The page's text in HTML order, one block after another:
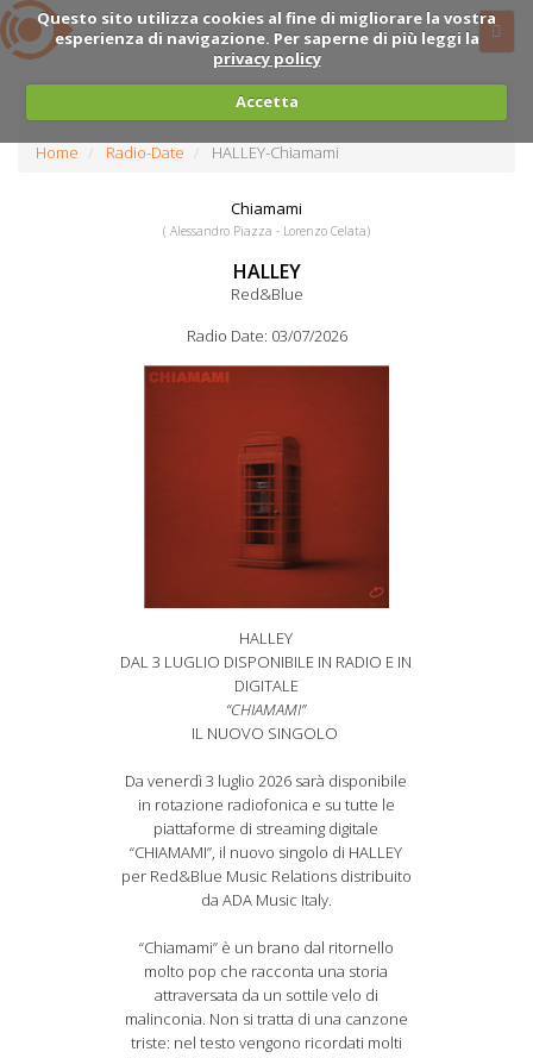
Questo sito utilizza cookies al fine di migliorare la vostra
esperienza di navigazione. Per saperne di più leggi la
privacy policy
Accetta
Home Radio-Date HALLEY-Chiamami
Chiamami
( Alessandro Piazza - Lorenzo Celata)
HALLEY
Red&Blue
Radio Date: 03/07/2026
HALLEY
DAL 3 LUGLIO DISPONIBILE IN RADIO E IN
DIGITALE
“CHIAMAMI”
IL NUOVO SINGOLO
Da venerdì 3 luglio 2026 sarà disponibile
in rotazione radiofonica e su tutte le
piattaforme di streaming digitale
“CHIAMAMI”, il nuovo singolo di HALLEY
per Red&Blue Music Relations distribuito
da ADA Music Italy.
“Chiamami” è un brano dal ritornello
molto pop che racconta una storia
attraversata da un sottile velo di
malinconia. Non si tratta di una canzone
triste: nel testo vengono ricordati molti